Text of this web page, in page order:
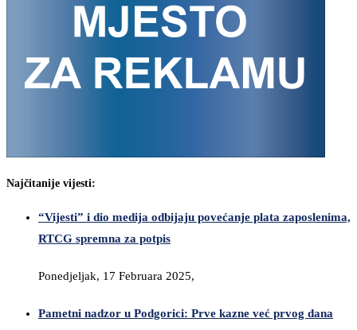
Najčitanije vijesti:
“Vijesti” i dio medija odbijaju povećanje plata zaposlenima,
RTCG spremna za potpis
Ponedjeljak, 17 Februara 2025,
Pametni nadzor u Podgorici: Prve kazne već prvog dana